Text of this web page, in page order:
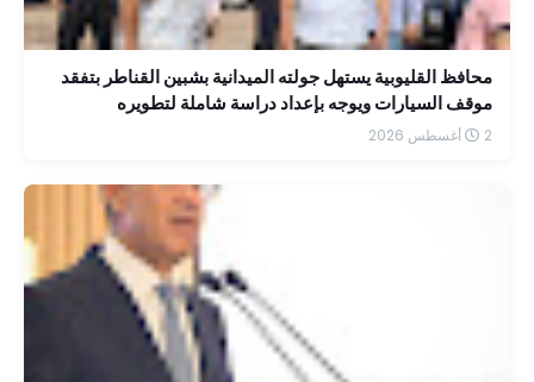
محافظ القليوبية يستهل جولته الميدانية بشبين القناطر بتفقد
موقف السيارات ويوجه بإعداد دراسة شاملة لتطويره
2 أغسطس 2026